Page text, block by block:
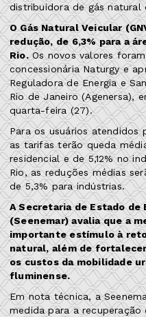
distribuidora de gás natural
O Gás Natural Veicular
redução, de 6,3% para a
Rio.Os novos valores
concessionária Naturgy e
Reguladora de Energia e
Rio de Janeiro (Agenersa),
quarta-feira (27).
Para os usuários atendidos
as tarifas terão queda
residencial e de 5,12% no
Rio, as reduções médias
de 5,3% para indústrias.
A Secretaria de Estado de
(Seenemar) avalia que a
importante estímulo à
natural, além de
os custos da mobilidade
fluminense.
Em nota técnica, a
medida para a